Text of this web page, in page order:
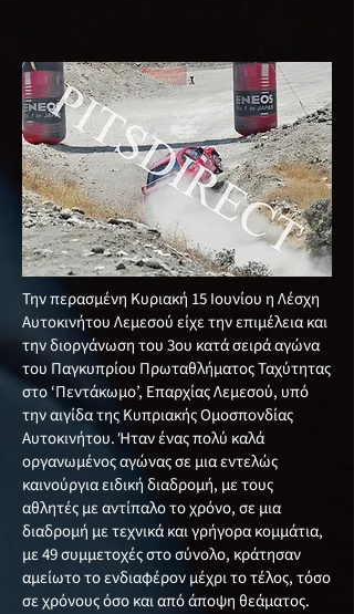
Την περασμένη Κυριακή 15 Ιουνίου η Λέσχη
Αυτοκινήτου Λεμεσού είχε την επιμέλεια και
την διοργάνωση του 3ου κατά σειρά αγώνα
του Παγκυπρίου Πρωταθλήματος Ταχύτητας
στο ‘Πεντάκωμο’, Επαρχίας Λεμεσού, υπό
την αιγίδα της Κυπριακής Ομοσπονδίας
Αυτοκινήτου. Ήταν ένας πολύ καλά
οργανωμένος αγώνας σε μια εντελώς
καινούργια ειδική διαδρομή, με τους
αθλητές με αντίπαλο το χρόνο, σε μια
διαδρομή με τεχνικά και γρήγορα κομμάτια,
με 49 συμμετοχές στο σύνολο, κράτησαν
αμείωτο το ενδιαφέρον μέχρι το τέλος, τόσο
σε χρόνους όσο και από άποψη θεάματος.